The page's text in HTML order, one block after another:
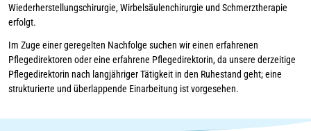
Wiederherstellungschirurgie, Wirbelsäulenchirurgie und Schmerztherapie
erfolgt.
Im Zuge einer geregelten Nachfolge suchen wir einen erfahrenen
Pflegedirektoren oder eine erfahrene Pflegedirektorin, da unsere derzeitige
Pflegedirektorin nach langjähriger Tätigkeit in den Ruhestand geht; eine
strukturierte und überlappende Einarbeitung ist vorgesehen.